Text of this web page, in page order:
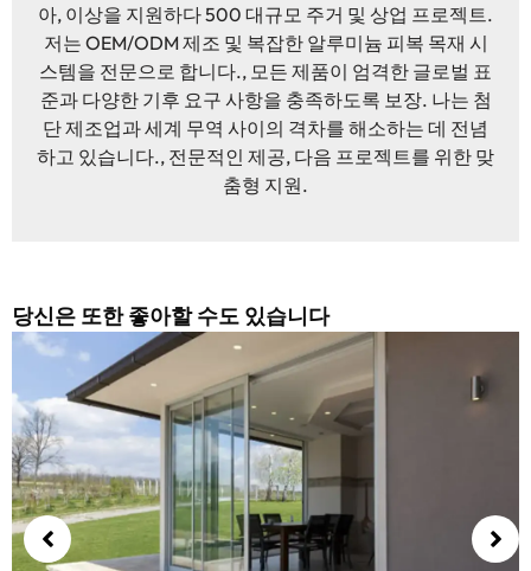
아, 이상을 지원하다 500 대규모 주거 및 상업 프로젝트.
저는 OEM/ODM 제조 및 복잡한 알루미늄 피복 목재 시
스템을 전문으로 합니다., 모든 제품이 엄격한 글로벌 표
준과 다양한 기후 요구 사항을 충족하도록 보장. 나는 첨
단 제조업과 세계 무역 사이의 격차를 해소하는 데 전념
하고 있습니다., 전문적인 제공, 다음 프로젝트를 위한 맞
춤형 지원.
당신은 또한 좋아할 수도 있습니다